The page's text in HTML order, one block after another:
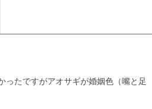
ったですがアオサギが婚姻色（嘴と足